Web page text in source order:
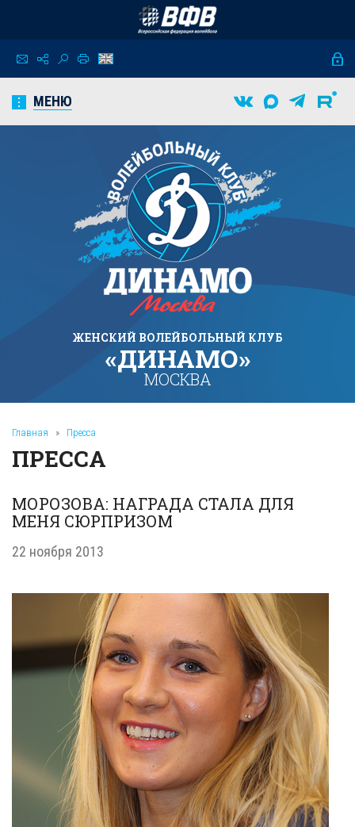
МЕНЮ
ЖЕНСКИЙ ВОЛЕЙБОЛЬНЫЙ КЛУБ
«ДИНАМО»
МОСКВА
Главная » Пресса
ПРЕССА
МОРОЗОВА: НАГРАДА СТАЛА ДЛЯ
МЕНЯ СЮРПРИЗОМ
22 ноября 2013